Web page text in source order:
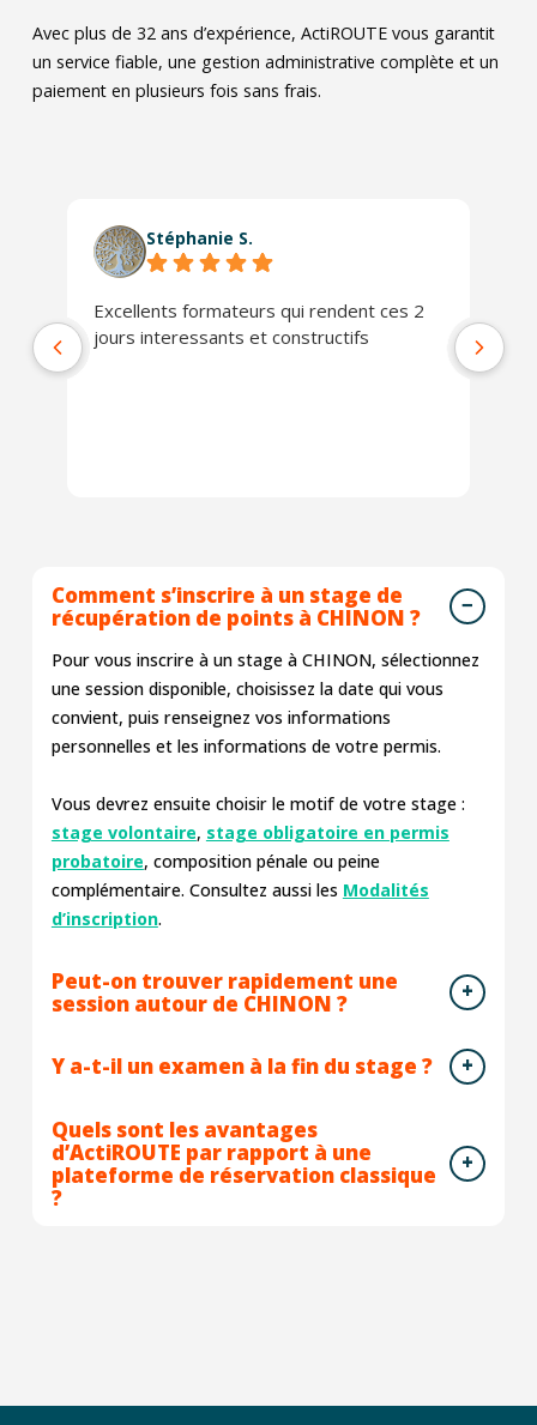
Avec plus de 32 ans d’expérience, ActiROUTE vous garantit
un service fiable, une gestion administrative complète et un
paiement en plusieurs fois sans frais.
Stéphanie S.
Excellents formateurs qui rendent ces 2
jours interessants et constructifs
Comment s’inscrire à un stage de
récupération de points à CHINON ?
Pour vous inscrire à un stage à CHINON, sélectionnez
une session disponible, choisissez la date qui vous
convient, puis renseignez vos informations
personnelles et les informations de votre permis.
Vous devrez ensuite choisir le motif de votre stage :
stage volontaire, stage obligatoire en permis
probatoire, composition pénale ou peine
complémentaire. Consultez aussi les Modalités
d’inscription.
Peut-on trouver rapidement une
session autour de CHINON ?
Y a-t-il un examen à la fin du stage ?
Quels sont les avantages
d’ActiROUTE par rapport à une
plateforme de réservation classique
?